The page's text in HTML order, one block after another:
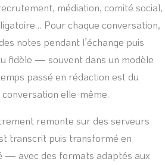
médiation, comité social,
Pour chaque conversation,
notes pendant l’échange puis
fidèle — souvent dans un modèle
passé en rédaction est du
elle-même.
remonte sur des serveurs
transcrit puis transformé en
— avec des formats adaptés aux